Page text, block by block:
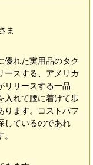
ま
優れた実用品のタク
ースする、アメリカ
リリースする一品
入れて腰に着けて歩
ります。コストパフ
しているのであれ